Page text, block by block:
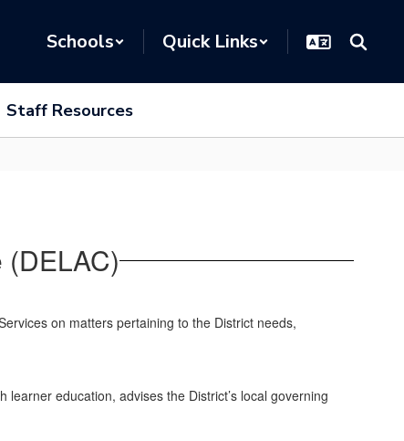
Schools Quick Links
Staff Resources
on matters pertaining to the District needs,
education, advises the District’s local governing